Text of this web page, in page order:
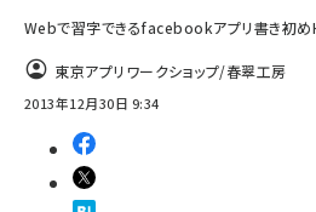
youtube (2431)
note (2312)
z世代 (1622)
Webで習字できるfacebookアプリ書き初め
東京アプリワークショップ/春翠工房
2013年12月30日 9:34